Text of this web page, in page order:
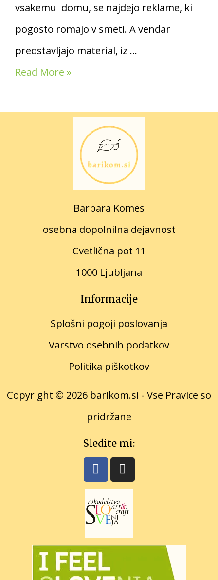
vsakemu domu, se najdejo reklame, ki
pogosto romajo v smeti. A vendar
predstavljajo material, iz …
Read More »
Barbara Komes
osebna dopolnilna dejavnost
Cvetlična pot 11
1000 Ljubljana
Informacije
Splošni pogoji poslovanja
Varstvo osebnih podatkov
Politika piškotkov
Copyright © 2026 barikom.si - Vse Pravice so
pridržane
Sledite mi: